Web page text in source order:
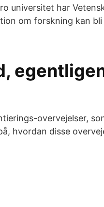
universitet har
om forskning kan
overvejelser,
hvordan disse